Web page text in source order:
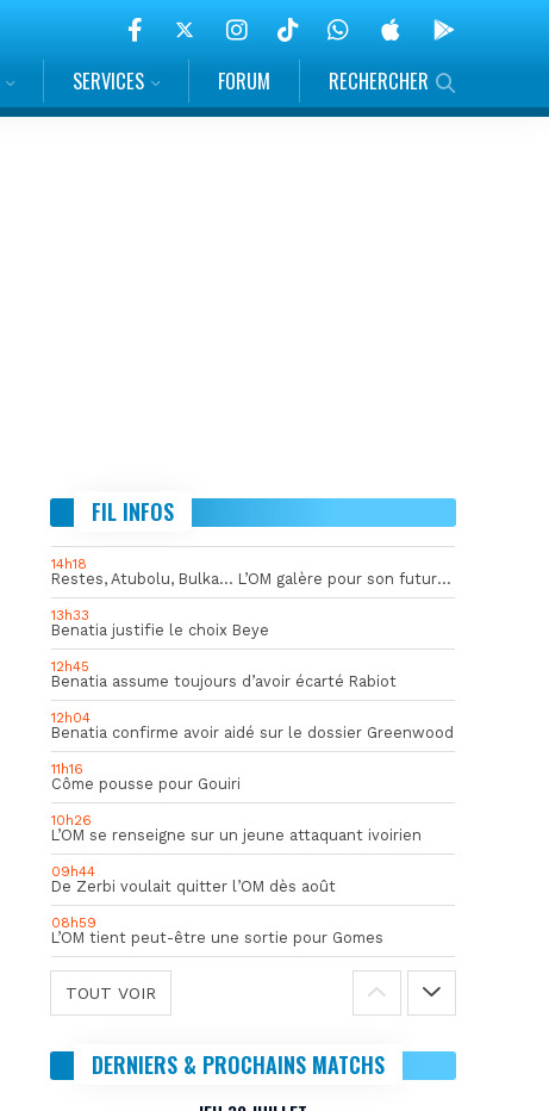
SERVICES FORUM RECHERCHER
FIL INFOS
14h18
Restes, Atubolu, Bulka… L’OM galère pour son futur gardien numéro 1
13h33
Benatia justifie le choix Beye
12h45
Benatia assume toujours d’avoir écarté Rabiot
12h04
Benatia confirme avoir aidé sur le dossier Greenwood
11h16
Côme pousse pour Gouiri
10h26
L’OM se renseigne sur un jeune attaquant ivoirien
09h44
De Zerbi voulait quitter l’OM dès août
08h59
L’OM tient peut-être une sortie pour Gomes
TOUT VOIR
DERNIERS & PROCHAINS MATCHS